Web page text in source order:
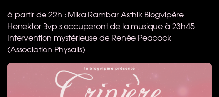
à partir de 22h : Mika Rambar Asthik Blogvipère
Herrektor Bvp s'occuperont de la musique à 23h45
Intervention mystérieuse de Renée Peacock
(Association Physalis)